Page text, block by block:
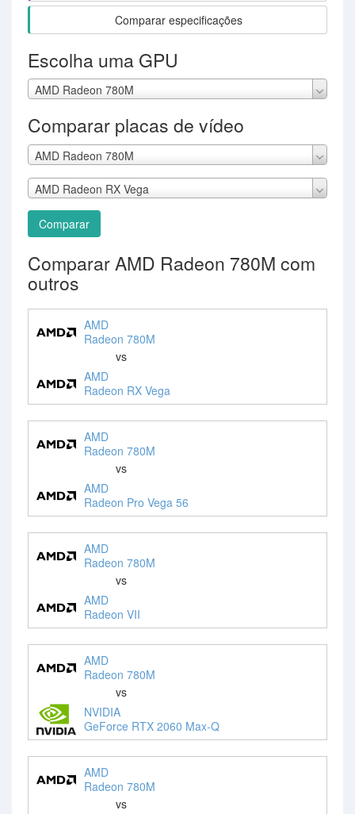
Comparar especificações
Escolha uma GPU
AMD Radeon 780M
Comparar placas de vídeo
AMD Radeon 780M
AMD Radeon RX Vega
Comparar
Comparar AMD Radeon 780M com
outros
AMD
Radeon 780M
vs
AMD
Radeon RX Vega
AMD
Radeon 780M
vs
AMD
Radeon Pro Vega 56
AMD
Radeon 780M
vs
AMD
Radeon VII
AMD
Radeon 780M
vs
NVIDIA
GeForce RTX 2060 Max-Q
AMD
Radeon 780M
vs